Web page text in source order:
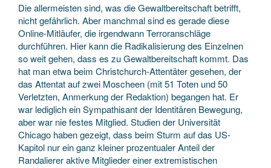
Die allermeisten sind, was die Gewaltbereitschaft betrifft,
nicht gefährlich. Aber manchmal sind es gerade diese
Online-Mitläufer, die irgendwann Terroranschläge
durchführen. Hier kann die Radikalisierung des Einzelnen
so weit gehen, dass es zu Gewaltbereitschaft kommt. Das
hat man etwa beim Christchurch-Attentäter gesehen, der
das Attentat auf zwei Moscheen (mit 51 Toten und 50
Verletzten, Anmerkung der Redaktion) begangen hat. Er
war lediglich ein Sympathisant der Identitären Bewegung,
aber war nie festes Mitglied. Studien der Universität
Chicago haben gezeigt, dass beim Sturm auf das US-
Kapitol nur ein ganz kleiner prozentualer Anteil der
Randalierer aktive Mitglieder einer extremistischen